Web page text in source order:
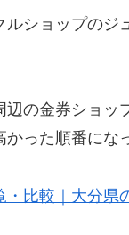
ルショップの
辺の金券ショ
った順番にな
比較｜大分県